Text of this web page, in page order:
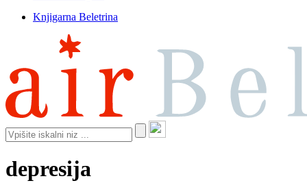
Knjigarna Beletrina
depresija